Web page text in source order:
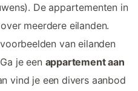
De appartementen in
meerdere eilanden.
van eilanden
je een appartement aan
vind je een divers aanbod